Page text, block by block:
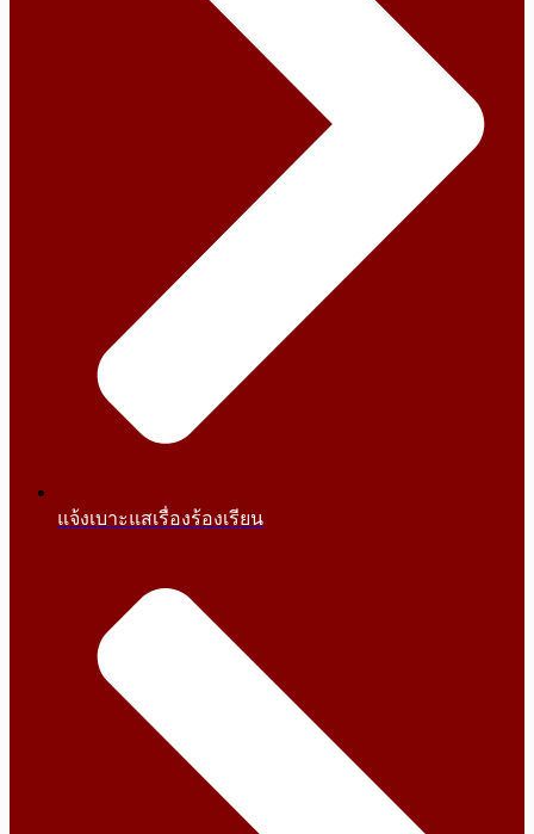
แจ้งเบาะแสเรื่องร้องเรียน